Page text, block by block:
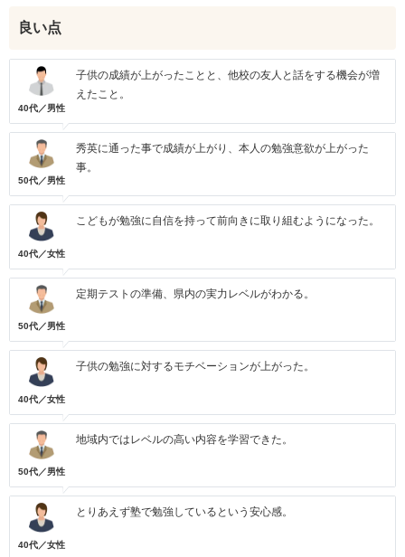
良い点
40代／男性
子供の成績が上がったことと、他校の友人と話をする機会が増
えたこと。
50代／男性
秀英に通った事で成績が上がり、本人の勉強意欲が上がった
事。
40代／女性
こどもが勉強に自信を持って前向きに取り組むようになった。
50代／男性
定期テストの準備、県内の実力レベルがわかる。
40代／女性
子供の勉強に対するモチベーションが上がった。
50代／男性
地域内ではレベルの高い内容を学習できた。
40代／女性
とりあえず塾で勉強しているという安心感。